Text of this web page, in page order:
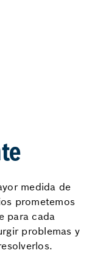
medida de
prometemos
para cada
problemas y